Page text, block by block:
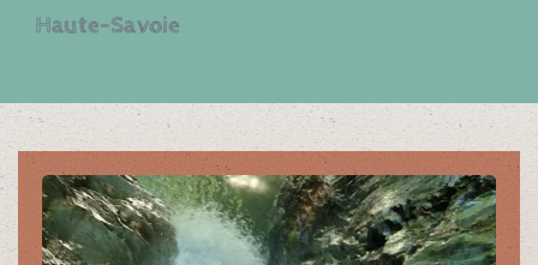
Haute-Savoie